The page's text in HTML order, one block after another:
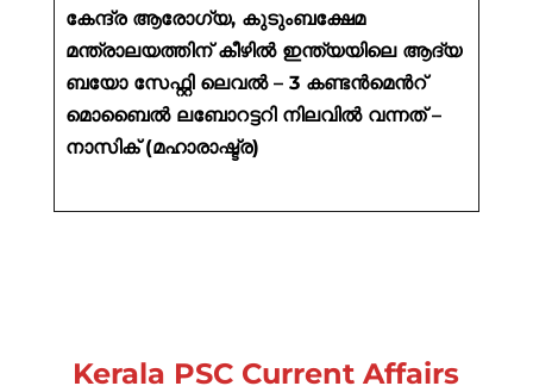
കേന്ദ്ര ആരോഗ്യ, കുടുംബക്ഷേമ
മന്ത്രാലയത്തിന് കീഴിൽ ഇന്ത്യയിലെ ആദ്യ
ബയോ സേഫ്റ്റി ലെവൽ – 3 കണ്ടൻമെൻറ്
മൊബൈൽ ലബോറട്ടറി നിലവിൽ വന്നത് –
നാസിക് (മഹാരാഷ്ട്ര)
Kerala PSC Current Affairs